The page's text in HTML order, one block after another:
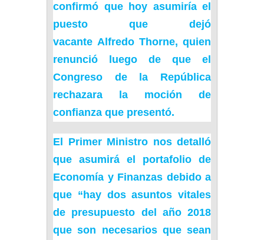
confirmó que hoy asumiría el
puesto que dejó
vacante Alfredo Thorne, quien
renunció luego de que el
Congreso de la República
rechazara la moción de
confianza que presentó.
El Primer Ministro nos detalló
que asumirá el portafolio de
Economía y Finanzas debido a
que “hay dos asuntos vitales
de presupuesto del año 2018
que son necesarios que sean